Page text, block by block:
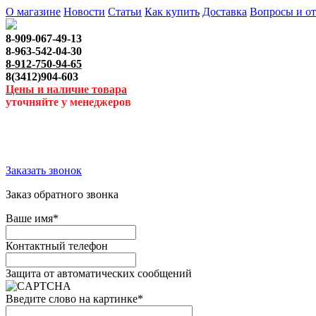
О магазине Новости Статьи Как купить Доставка Вопросы и
8-909-067-49-13
8-963-542-04-30
8-912-750-94-65
8(3412)904-603
Цены и наличие товара
уточняйте у менеджеров
Заказать звонок
Заказ обратного звонка
Ваше имя*
Контактный телефон
Защита от автоматических сообщений
Введите слово на картинке*